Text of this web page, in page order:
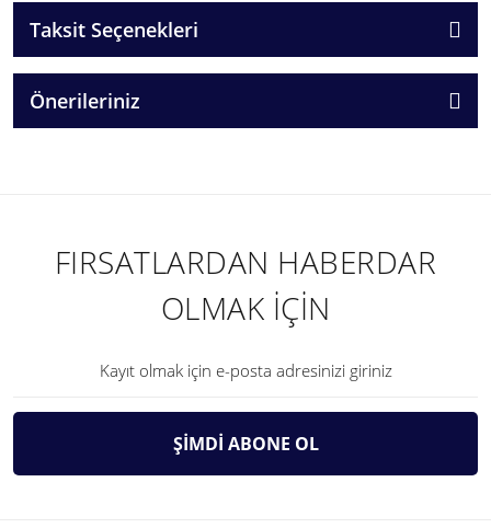
Taksit Seçenekleri
Önerileriniz
FIRSATLARDAN HABERDAR
OLMAK İÇİN
ŞİMDİ ABONE OL